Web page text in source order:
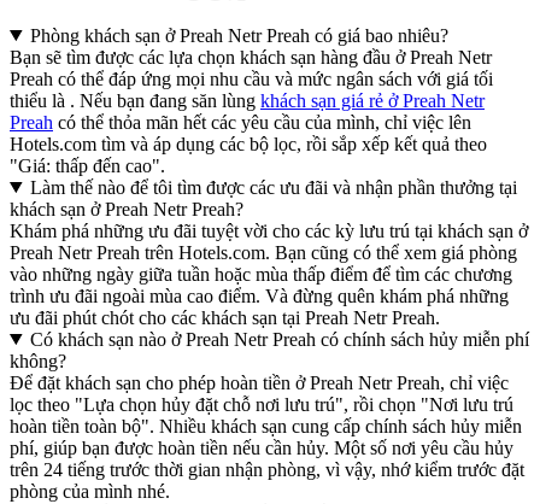
Phòng khách sạn ở Preah Netr Preah có giá bao nhiêu?
Bạn sẽ tìm được các lựa chọn khách sạn hàng đầu ở Preah Netr
Preah có thể đáp ứng mọi nhu cầu và mức ngân sách với giá tối
thiểu là . Nếu bạn đang săn lùng khách sạn giá rẻ ở Preah Netr
Preah có thể thỏa mãn hết các yêu cầu của mình, chỉ việc lên
Hotels.com tìm và áp dụng các bộ lọc, rồi sắp xếp kết quả theo
"Giá: thấp đến cao".
Làm thế nào để tôi tìm được các ưu đãi và nhận phần thưởng tại
khách sạn ở Preah Netr Preah?
Khám phá những ưu đãi tuyệt vời cho các kỳ lưu trú tại khách sạn ở
Preah Netr Preah trên Hotels.com. Bạn cũng có thể xem giá phòng
vào những ngày giữa tuần hoặc mùa thấp điểm để tìm các chương
trình ưu đãi ngoài mùa cao điểm. Và đừng quên khám phá những
ưu đãi phút chót cho các khách sạn tại Preah Netr Preah.
Có khách sạn nào ở Preah Netr Preah có chính sách hủy miễn phí
không?
Để đặt khách sạn cho phép hoàn tiền ở Preah Netr Preah, chỉ việc
lọc theo "Lựa chọn hủy đặt chỗ nơi lưu trú", rồi chọn "Nơi lưu trú
hoàn tiền toàn bộ". Nhiều khách sạn cung cấp chính sách hủy miễn
phí, giúp bạn được hoàn tiền nếu cần hủy. Một số nơi yêu cầu hủy
trên 24 tiếng trước thời gian nhận phòng, vì vậy, nhớ kiểm trước đặt
phòng của mình nhé.